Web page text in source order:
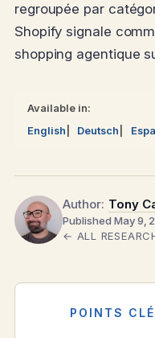
regroupée par
Shopify signale
shopping agentique
Available in:
English
Deutsch
Author: Tony
Published May 9,
← ALL
POINTS